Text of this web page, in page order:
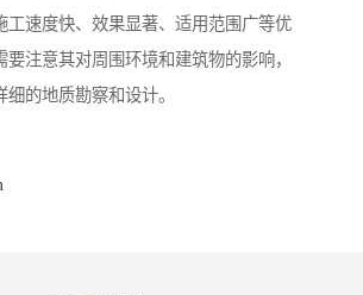
工速度快、效果显著、适用范围广等优
要注意其对周围环境和建筑物的影响，
的地质勘察和设计。